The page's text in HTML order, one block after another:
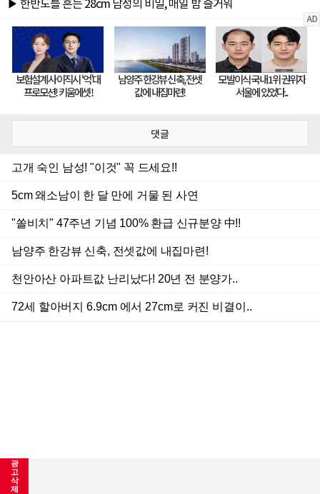
광
고
삭
제
댓글